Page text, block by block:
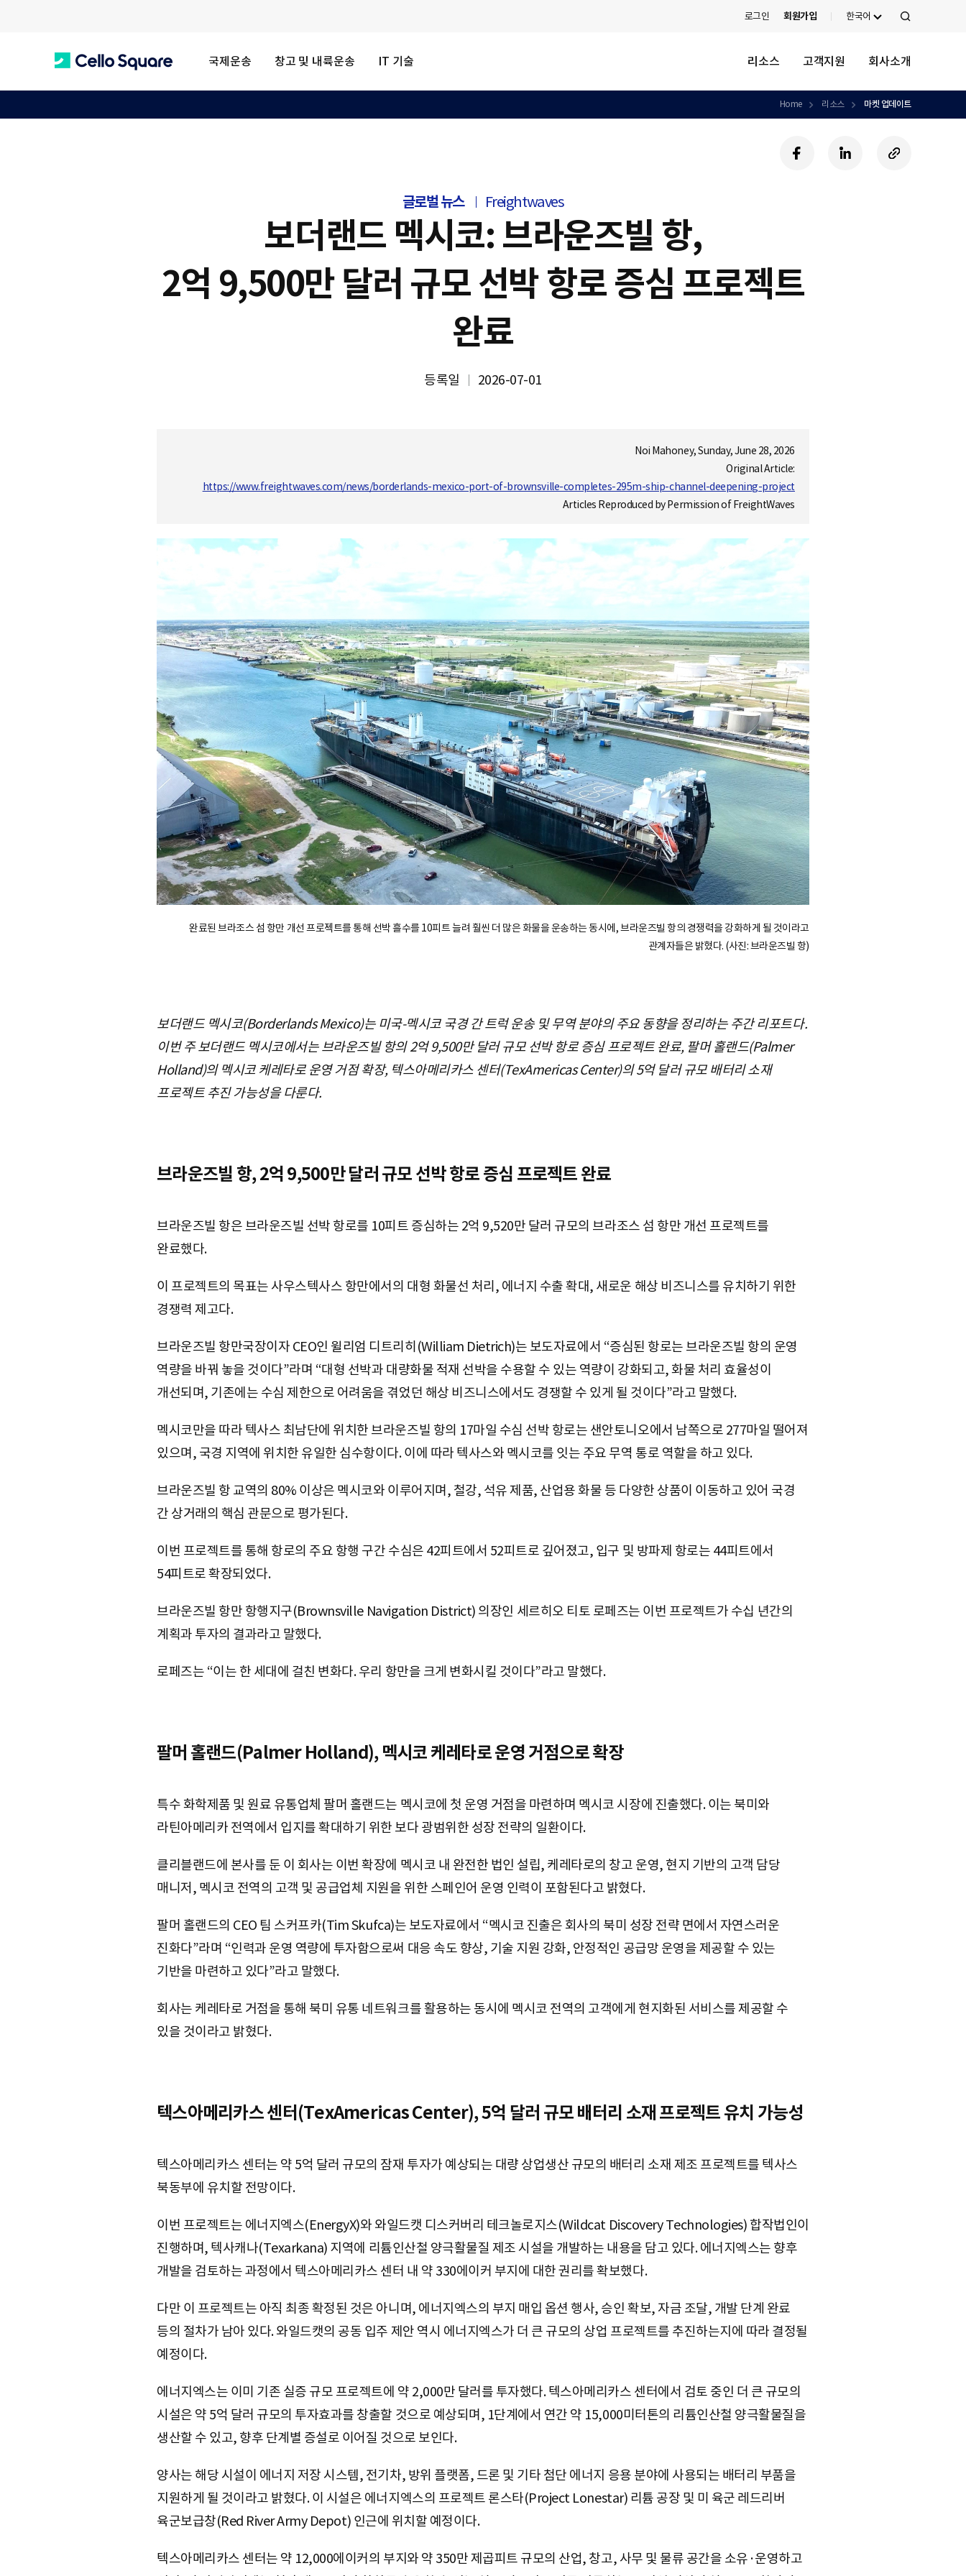
로그인 회원가입 한국어
검
국제운송 창고 및 내륙운송 IT 기술 리소스 고객지원 회사소개
Home 리소스 마켓 업데이트
글로벌 뉴스 Freightwaves
보더랜드 멕시코: 브라운즈빌 항,
2억 9,500만 달러 규모 선박 항로 증심 프로젝트
완료
등록일 2026-07-01
Noi Mahoney, Sunday, June 28, 2026
Original Article:
https://www.freightwaves.com/news/borderlands-mexico-port-of-brownsville-completes-295m-ship-channel-deepening-project
Articles Reproduced by Permission of FreightWaves
완료된 브라조스 섬 항만 개선 프로젝트를 통해 선박 흘수를 10피트 늘려 훨씬 더 많은 화물을 운송하는 동시에, 브라운즈빌 항의 경쟁력을 강화하게 될 것이라고
관계자들은 밝혔다. (사진: 브라운즈빌 항)
보더랜드 멕시코(Borderlands Mexico)는 미국-멕시코 국경 간 트럭 운송 및 무역 분야의 주요 동향을 정리하는 주간 리포트다.
이번 주 보더랜드 멕시코에서는 브라운즈빌 항의 2억 9,500만 달러 규모 선박 항로 증심 프로젝트 완료, 팔머 홀랜드(Palmer
Holland)의 멕시코 케레타로 운영 거점 확장, 텍스아메리카스 센터(TexAmericas Center)의 5억 달러 규모 배터리 소재
프로젝트 추진 가능성을 다룬다.
브라운즈빌 항, 2억 9,500만 달러 규모 선박 항로 증심 프로젝트 완료
브라운즈빌 항은 브라운즈빌 선박 항로를 10피트 증심하는 2억 9,520만 달러 규모의 브라조스 섬 항만 개선 프로젝트를
완료했다.
이 프로젝트의 목표는 사우스텍사스 항만에서의 대형 화물선 처리, 에너지 수출 확대, 새로운 해상 비즈니스를 유치하기 위한
경쟁력 제고다.
브라운즈빌 항만국장이자 CEO인 윌리엄 디트리히(William Dietrich)는 보도자료에서 “증심된 항로는 브라운즈빌 항의 운영
역량을 바꿔 놓을 것이다”라며 “대형 선박과 대량화물 적재 선박을 수용할 수 있는 역량이 강화되고, 화물 처리 효율성이
개선되며, 기존에는 수심 제한으로 어려움을 겪었던 해상 비즈니스에서도 경쟁할 수 있게 될 것이다”라고 말했다.
멕시코만을 따라 텍사스 최남단에 위치한 브라운즈빌 항의 17마일 수심 선박 항로는 샌안토니오에서 남쪽으로 277마일 떨어져
있으며, 국경 지역에 위치한 유일한 심수항이다. 이에 따라 텍사스와 멕시코를 잇는 주요 무역 통로 역할을 하고 있다.
브라운즈빌 항 교역의 80% 이상은 멕시코와 이루어지며, 철강, 석유 제품, 산업용 화물 등 다양한 상품이 이동하고 있어 국경
간 상거래의 핵심 관문으로 평가된다.
이번 프로젝트를 통해 항로의 주요 항행 구간 수심은 42피트에서 52피트로 깊어졌고, 입구 및 방파제 항로는 44피트에서
54피트로 확장되었다.
브라운즈빌 항만 항행지구(Brownsville Navigation District) 의장인 세르히오 티토 로페즈는 이번 프로젝트가 수십 년간의
계획과 투자의 결과라고 말했다.
로페즈는 “이는 한 세대에 걸친 변화다. 우리 항만을 크게 변화시킬 것이다”라고 말했다.
팔머 홀랜드(Palmer Holland), 멕시코 케레타로 운영 거점으로 확장
특수 화학제품 및 원료 유통업체 팔머 홀랜드는 멕시코에 첫 운영 거점을 마련하며 멕시코 시장에 진출했다. 이는 북미와
라틴아메리카 전역에서 입지를 확대하기 위한 보다 광범위한 성장 전략의 일환이다.
클리블랜드에 본사를 둔 이 회사는 이번 확장에 멕시코 내 완전한 법인 설립, 케레타로의 창고 운영, 현지 기반의 고객 담당
매니저, 멕시코 전역의 고객 및 공급업체 지원을 위한 스페인어 운영 인력이 포함된다고 밝혔다.
팔머 홀랜드의 CEO 팀 스커프카(Tim Skufca)는 보도자료에서 “멕시코 진출은 회사의 북미 성장 전략 면에서 자연스러운
진화다”라며 “인력과 운영 역량에 투자함으로써 대응 속도 향상, 기술 지원 강화, 안정적인 공급망 운영을 제공할 수 있는
기반을 마련하고 있다”라고 말했다.
회사는 케레타로 거점을 통해 북미 유통 네트워크를 활용하는 동시에 멕시코 전역의 고객에게 현지화된 서비스를 제공할 수
있을 것이라고 밝혔다.
텍스아메리카스 센터(TexAmericas Center), 5억 달러 규모 배터리 소재 프로젝트 유치 가능성
텍스아메리카스 센터는 약 5억 달러 규모의 잠재 투자가 예상되는 대량 상업생산 규모의 배터리 소재 제조 프로젝트를 텍사스
북동부에 유치할 전망이다.
이번 프로젝트는 에너지엑스(EnergyX)와 와일드캣 디스커버리 테크놀로지스(Wildcat Discovery Technologies) 합작법인이
진행하며, 텍사캐나(Texarkana) 지역에 리튬인산철 양극활물질 제조 시설을 개발하는 내용을 담고 있다. 에너지엑스는 향후
개발을 검토하는 과정에서 텍스아메리카스 센터 내 약 330에이커 부지에 대한 권리를 확보했다.
다만 이 프로젝트는 아직 최종 확정된 것은 아니며, 에너지엑스의 부지 매입 옵션 행사, 승인 확보, 자금 조달, 개발 단계 완료
등의 절차가 남아 있다. 와일드캣의 공동 입주 제안 역시 에너지엑스가 더 큰 규모의 상업 프로젝트를 추진하는지에 따라 결정될
예정이다.
에너지엑스는 이미 기존 실증 규모 프로젝트에 약 2,000만 달러를 투자했다. 텍스아메리카스 센터에서 검토 중인 더 큰 규모의
시설은 약 5억 달러 규모의 투자효과를 창출할 것으로 예상되며, 1단계에서 연간 약 15,000미터톤의 리튬인산철 양극활물질을
생산할 수 있고, 향후 단계별 증설로 이어질 것으로 보인다.
양사는 해당 시설이 에너지 저장 시스템, 전기차, 방위 플랫폼, 드론 및 기타 첨단 에너지 응용 분야에 사용되는 배터리 부품을
지원하게 될 것이라고 밝혔다. 이 시설은 에너지엑스의 프로젝트 론스타(Project Lonestar) 리튬 공장 및 미 육군 레드리버
육군보급창(Red River Army Depot) 인근에 위치할 예정이다.
텍스아메리카스 센터는 약 12,000에이커의 부지와 약 350만 제곱피트 규모의 산업, 창고, 사무 및 물류 공간을 소유·운영하고